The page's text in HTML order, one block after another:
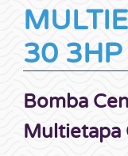
30 3HP
Bomba
Multietapa